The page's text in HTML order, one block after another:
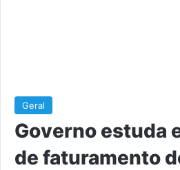
Geral
Governo estuda
de faturamento